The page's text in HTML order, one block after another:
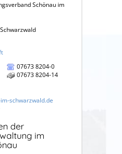
Schönau im
07673 8204-0
07673 8204-14
schwarzwald.de
der
im